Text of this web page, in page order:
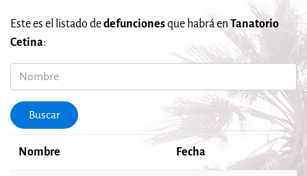
Este es el listado dedefuncionesque habrá enTanatorio
Cetina:
Nombre
Buscar
Nombre Fecha